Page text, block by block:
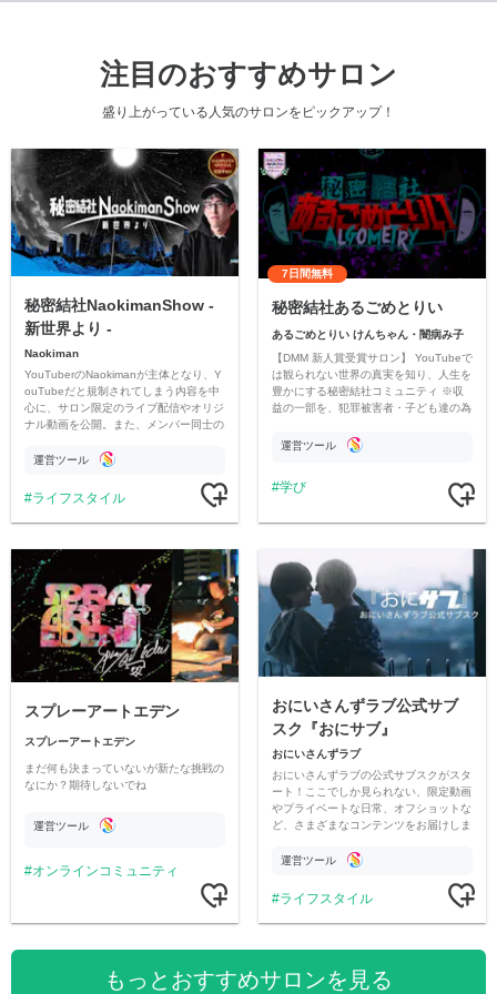
注目のおすすめサロン
盛り上がっている人気のサロンをピックアップ！
秘密結社NaokimanShow -
新世界より -
Naokiman
YouTuberのNaokimanが主体となり、Y
ouTubeだと規制されてしまう内容を中
心に、サロン限定のライブ配信やオリジ
ナル動画を公開。また、メンバー同士の
ただいています。
運営ツール
ライフスタイル
7日間無料
秘密結社あるごめとりい
あるごめとりい けんちゃん・闇病み子
【DMM 新人賞受賞サロン】 YouTubeで
は観られない世界の真実を知り、人生を
豊かにする秘密結社コミュニティ ※収
益の一部を、犯罪被害者・子ども達の為
す運営ツール
学び
スプレーアートエデン
スプレーアートエデン
まだ何も決まっていないが新たな挑戦の
なにか？期待しないでね
運営ツール
オンラインコミュニティ
おにいさんずラブ公式サブ
スク『おにサブ』
おにいさんずラブ
おにいさんずラブの公式サブスクがスタ
ート！ここでしか見られない、限定動画
やプライベートな日常、オフショットな
ど、さまざまなコンテンツをお届けしま
運営ツール
ライフスタイル
もっとおすすめサロンを見る